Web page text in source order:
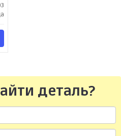
деталь?